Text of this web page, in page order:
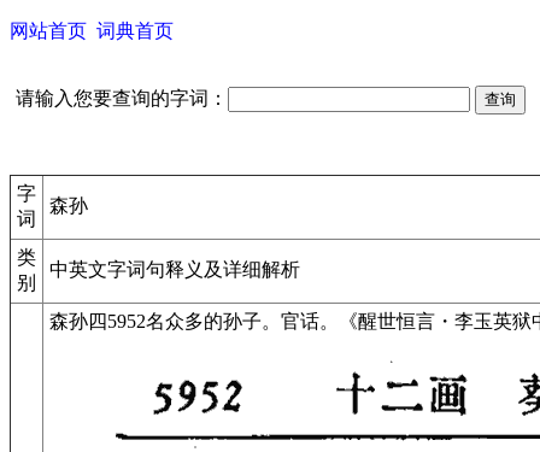
网站首页 词典首页
请输入您要查询的字词：
字
词
森孙
类
别
中英文字词句释义及详细解析
森孙四5952名众多的孙子。 官话。 《醒世恒言・李玉英